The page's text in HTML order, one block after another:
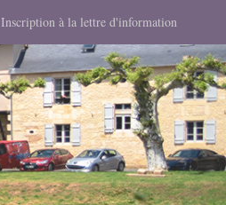
Inscription à la lettre d'information